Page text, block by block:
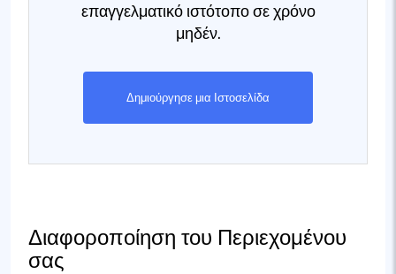
επαγγελματικό ιστότοπο σε χρόνο
μηδέν.
Δημιούργησε μια Ιστοσελίδα
Διαφοροποίηση του Περιεχομένου
σας